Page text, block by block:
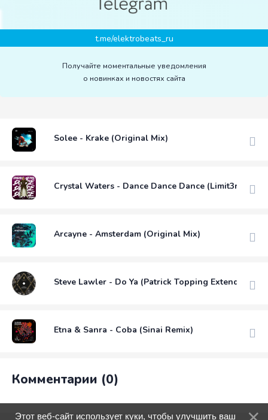
t.me/elektrobeats_ru
Получайте моментальные уведомления
о новинках и новостях сайта
Solee - Krake (Original Mix)
Crystal Waters - Dance Dance Dance (Limit3r
Arcayne - Amsterdam (Original Mix)
Steve Lawler - Do Ya (Patrick Topping Extended
Etna & Sanra - Coba (Sinai Remix)
Комментарии (0)
Этот веб-сайт использует куки, чтобы улучшить ваш